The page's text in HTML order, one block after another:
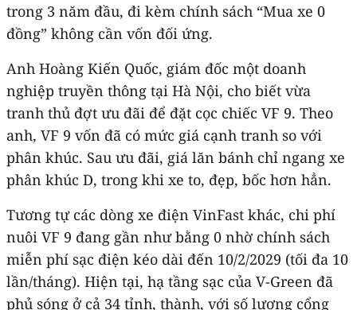
trong 3 năm đầu, đi kèm chính sách “Mua xe 0
đồng” không cần vốn đối ứng.
Anh Hoàng Kiến Quốc, giám đốc một doanh
nghiệp truyền thông tại Hà Nội, cho biết vừa
tranh thủ đợt ưu đãi để đặt cọc chiếc VF 9. Theo
anh, VF 9 vốn đã có mức giá cạnh tranh so với
phân khúc. Sau ưu đãi, giá lăn bánh chỉ ngang xe
phân khúc D, trong khi xe to, đẹp, bốc hơn hẳn.
Tương tự các dòng xe điện VinFast khác, chi phí
nuôi VF 9 đang gần như bằng 0 nhờ chính sách
miễn phí sạc điện kéo dài đến 10/2/2029 (tối đa 10
lần/tháng). Hiện tại, hạ tầng sạc của V-Green đã
phủ sóng ở cả 34 tỉnh, thành, với số lượng cổng